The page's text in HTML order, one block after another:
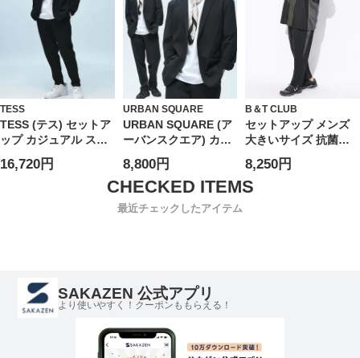
TESS
TESS (テス) セットア
ップ カジュアル スー
ツ テーラードジャケ
ット テーパードパン
ツ SETUP メンズ シン
16,720円
URBAN SQUARE
URBAN SQUARE (ア
ーバンスクエア) カジ
ュアルスーツ セット
アップ 通気冷涼 スト
レッチ ジャケット ロ
ングパンツ 無地 メッ
シュ テーラードジャ
8,800円
B＆T CLUB
セットアップ メンズ
大きいサイズ 抗菌防
臭 速乾 ライン切替 ト
ラックジャケット パ
ンツ 上下セット セッ
8,250円
最近チェックしたアイテム
SAKAZEN 公式アプリ
より使いやすく！クーポンももらえる！